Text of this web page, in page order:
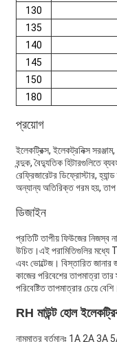
130
135
140
145
150
180
প্রয়োগ
ইলেকট্রিক্স, ইলেকট্রনিক্স
বন্দুক, বৈদ্যুতিক হিটারগুলিতে
রেফ্রিজারেটর ডিফ্রোস্টার,
অন্যান্য অতিরিক্ত গরম হয়, তাপ
ডিজাইন
প্রতিটি তাপীয় ফিউজের নিজস্ব
উচিত।এই পরামিতিগুলির মধ্যে
এবং ভোল্টেজ। বিস্তারিত জানার
কাজের পরিবেশের তাপমাত্রা
পরিবেষ্টিত তাপমাত্রার চেয়ে
RH মাউন্ট হোল
নামমাত্র বর্তমানঃ 1A 2A